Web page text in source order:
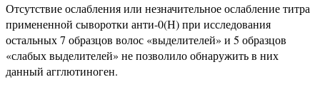
Отсутствие ослабления или незначительное ослабление титра
примененной сыворотки анти-0(Н) при исследования
остальных 7 образцов волос «выделителей» и 5 образцов
«слабых выделителей» не позволило обнаружить в них
данный агглютиноген.